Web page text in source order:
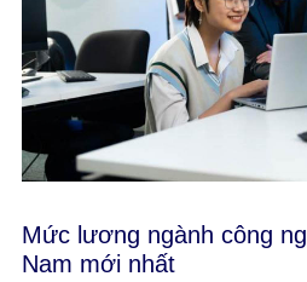
Mức lương ngành công
Nam mới nhất